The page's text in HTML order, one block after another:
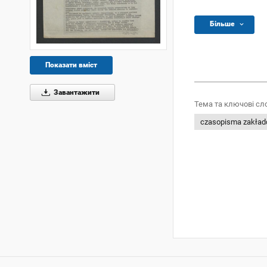
Показати вміст
Завантажити
Більше
Тема та ключові
czasopisma